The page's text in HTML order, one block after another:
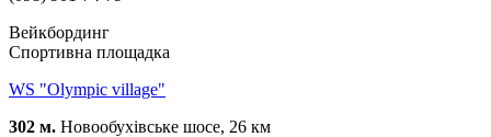
Вейкбординг
Спортивна площадка
WS "Olympic village"
302 м. Новообухівське шосе, 26 км